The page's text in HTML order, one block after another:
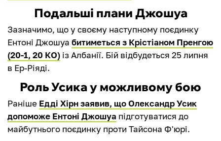
Подальші плани Джошуа
Зазначимо, що у своєму наступному поєдинку
Ентоні Джошуа битиметься з Крістіаном Пренгою
(20-1, 20 КО) із Албанії. Бій відбудеться 25 липня
в Ер-Ріяді.
Роль Усика у можливому бою
Раніше Едді Хірн заявив, що Олександр Усик
допоможе Ентоні Джошуа підготуватися до
майбутнього поєдинку проти Тайсона Ф'юрі.